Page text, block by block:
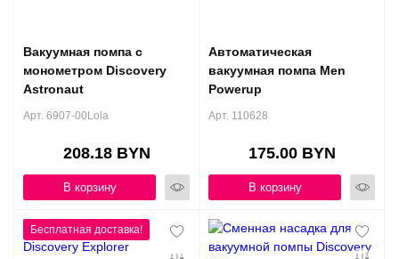
Вакуумная помпа с
монометром Discovery
Astronaut
Арт. 6907-00Lola
208.18 BYN
В корзину
Автоматическая
вакуумная помпа Men
Powerup
Арт. 110628
175.00 BYN
В корзину